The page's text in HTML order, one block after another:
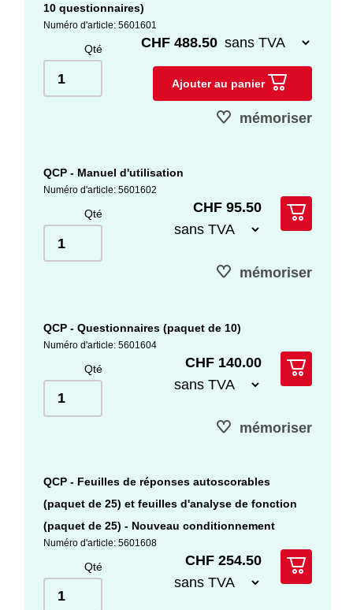
10 questionnaires)
Numéro d'article: 5601601
Qté CHF 488.50
Ajouter au panier
mémoriser
QCP - Manuel d'utilisation
Numéro d'article: 5601602
Qté CHF 95.50
mémoriser
QCP - Questionnaires (paquet de 10)
Numéro d'article: 5601604
Qté CHF 140.00
mémoriser
QCP - Feuilles de réponses autoscorables
(paquet de 25) et feuilles d'analyse de fonction
(paquet de 25) - Nouveau conditionnement
Numéro d'article: 5601608
Qté CHF 254.50